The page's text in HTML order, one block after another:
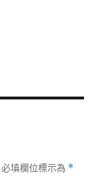
必填欄位標示為 *